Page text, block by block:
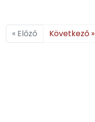
« Előző Következő »